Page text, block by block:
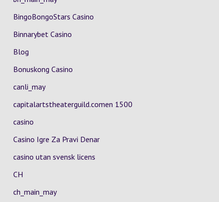
BingoBongoStars Casino
Binnarybet Casino
Blog
Bonuskong Casino
canli_may
capitalartstheaterguild.comen 1500
casino
Casino Igre Za Pravi Denar
casino utan svensk licens
CH
ch_main_may